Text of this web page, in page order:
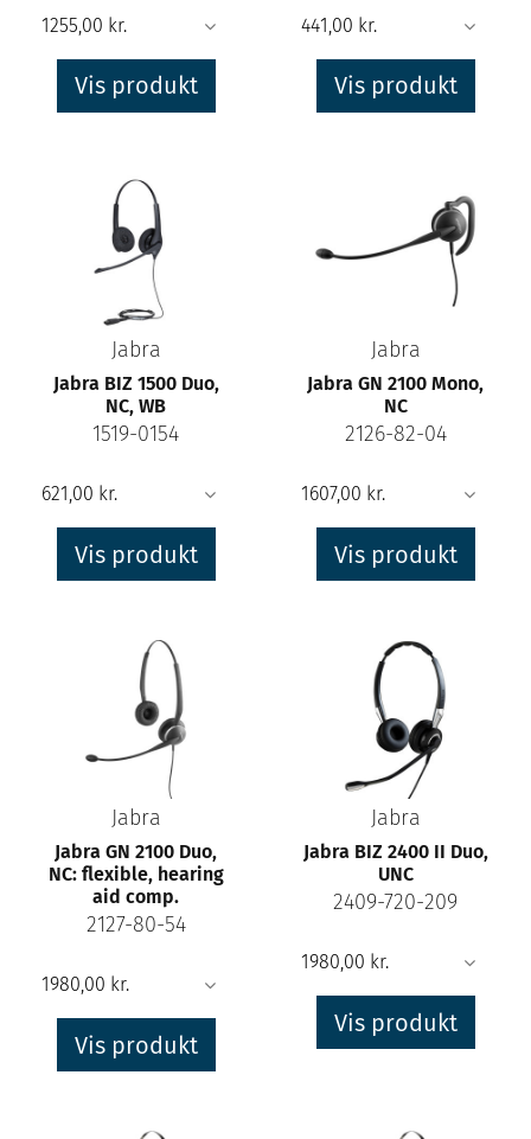
Vis produkt Vis produkt
Jabra
Jabra BIZ 1500 Duo,
NC, WB
1519-0154
Vis produkt
Jabra
Jabra GN 2100 Mono,
NC
2126-82-04
Vis produkt
Jabra
Jabra GN 2100 Duo,
NC: flexible, hearing
aid comp.
2127-80-54
Vis produkt
Jabra
Jabra BIZ 2400 II Duo,
UNC
2409-720-209
Vis produkt